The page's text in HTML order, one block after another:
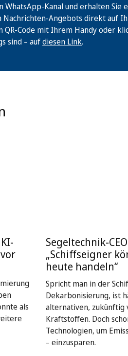
WhatsApp-Kanal und erhalten Sie
Nachrichten-Angebots direkt auf
QR-Code mit Ihrem Handy oder
sind – aufdiesen Link.
als
Segeltechnik-
„Schiffseigner
heute handeln“
Spricht man in der
Dekarbonisierung, ist
alternativen, zukünftig
Kraftstoffen. Doch
Technologien, um
– einzusparen.